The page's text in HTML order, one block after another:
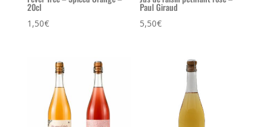
20cl
1,50€
Paul Giraud
5,50€